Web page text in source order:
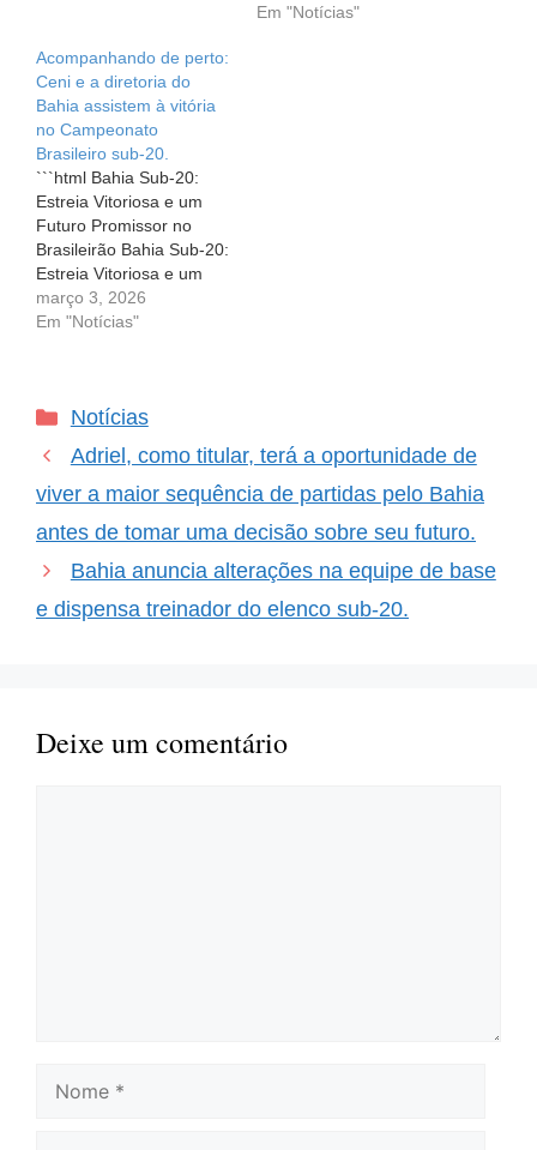
nova jornada foi a saída
do técnico do time sub-
20, Rogério Ferreira. O
clube anunciou…
recentemente. Após a
Em "Notícias"
Acompanhando de perto:
Ceni e a diretoria do
Bahia assistem à vitória
no Campeonato
Brasileiro sub-20.
```html Bahia Sub-20:
Estreia Vitoriosa e um
Futuro Promissor no
Brasileirão Bahia Sub-20:
Estreia Vitoriosa e um
Futuro Promissor no
Brasileirão Na última
Brasileirão de forma
sua primeira vitória na
competição. Em um jogo
no…
março 3, 2026
Em "Notícias"
Categorias
Notícias
Adriel, como titular, terá a oportunidade de
viver a maior sequência de partidas pelo Bahia
antes de tomar uma decisão sobre seu futuro.
Bahia anuncia alterações na equipe de base
e dispensa treinador do elenco sub-20.
Deixe um comentário
Nome